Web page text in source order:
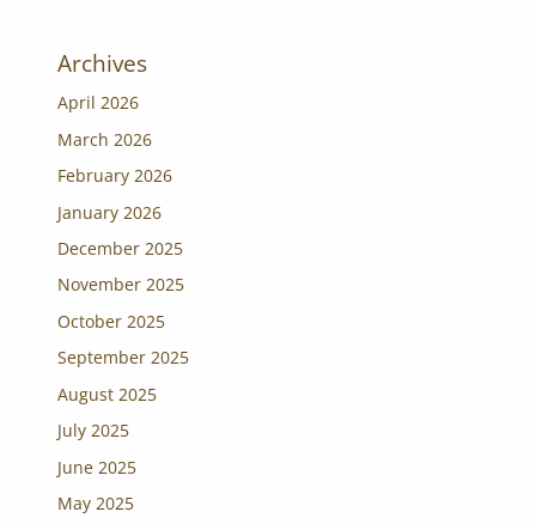
Archives
April 2026
March 2026
February 2026
January 2026
December 2025
November 2025
October 2025
September 2025
August 2025
July 2025
June 2025
May 2025